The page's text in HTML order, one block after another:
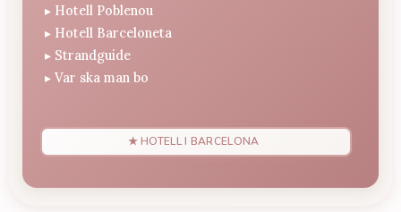
▸ Hotell Poblenou
▸ Hotell Barceloneta
▸ Strandguide
▸ Var ska man bo
★ HOTELL I BARCELONA